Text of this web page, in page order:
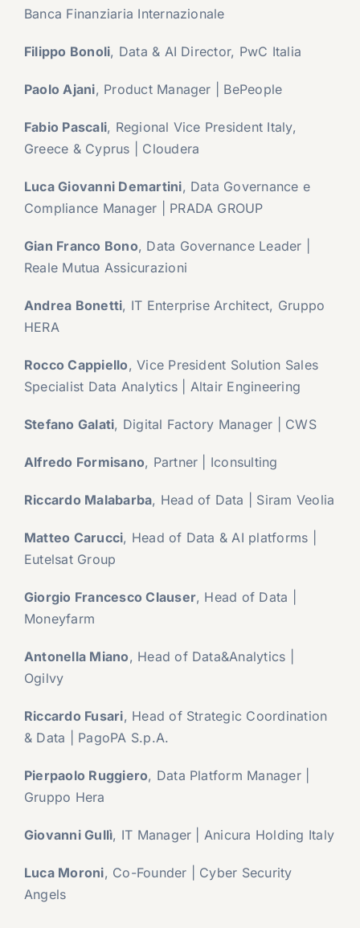
Banca Finanziaria Internazionale
Filippo Bonoli, Data & AI Director, PwC Italia
Paolo Ajani, Product Manager | BePeople
Fabio Pascali, Regional Vice President Italy,
Greece & Cyprus | Cloudera
Luca Giovanni Demartini, Data Governance e
Compliance Manager | PRADA GROUP
Gian Franco Bono, Data Governance Leader |
Reale Mutua Assicurazioni
Andrea Bonetti, IT Enterprise Architect, Gruppo
HERA
Rocco Cappiello, Vice President Solution Sales
Specialist Data Analytics | Altair Engineering
Stefano Galati, Digital Factory Manager | CWS
Alfredo Formisano, Partner | Iconsulting
Riccardo Malabarba, Head of Data | Siram Veolia
Matteo Carucci, Head of Data & AI platforms |
Eutelsat Group
Giorgio Francesco Clauser, Head of Data |
Moneyfarm
Antonella Miano, Head of Data&Analytics |
Ogilvy
Riccardo Fusari, Head of Strategic Coordination
& Data | PagoPA S.p.A.
Pierpaolo Ruggiero, Data Platform Manager |
Gruppo Hera
Giovanni Gullì, IT Manager | Anicura Holding Italy
Luca Moroni, Co-Founder | Cyber Security
Angels